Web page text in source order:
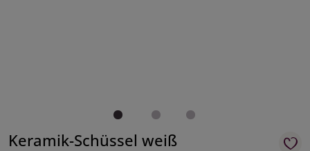
Keramik-Schüssel weiß